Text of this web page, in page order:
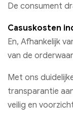
De consument
Casuskosten
En, Afhankelijk
van de
Met ons
transparantie
veilig en